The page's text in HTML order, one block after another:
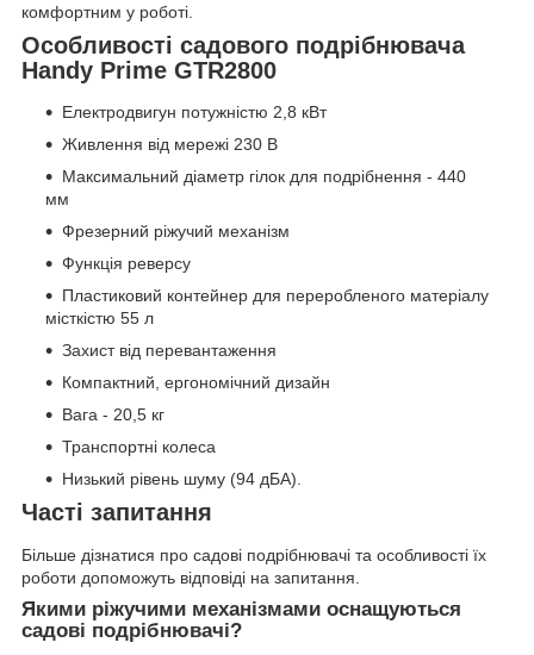
комфортним у роботі.
Особливості садового подрібнювача
Handy Prime GTR2800
Електродвигун потужністю 2,8 кВт
Живлення від мережі 230 В
Максимальний діаметр гілок для подрібнення - 440
мм
Фрезерний ріжучий механізм
Функція реверсу
Пластиковий контейнер для переробленого матеріалу
місткістю 55 л
Захист від перевантаження
Компактний, ергономічний дизайн
Вага - 20,5 кг
Транспортні колеса
Низький рівень шуму (94 дБА).
Часті запитання
Більше дізнатися про садові подрібнювачі та особливості їх
роботи допоможуть відповіді на запитання.
Якими ріжучими механізмами оснащуються
садові подрібнювачі?